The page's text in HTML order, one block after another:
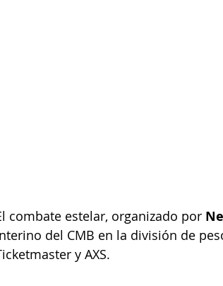
combate estelar, organizado por
del CMB en la división de
y AXS.